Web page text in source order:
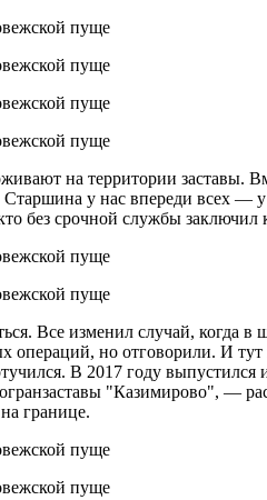
на территории заставы.
у нас впереди всех
без срочной службы
Все изменил случай,
но отговорили. И
В 2017 году
"Казимирово", —
границе.